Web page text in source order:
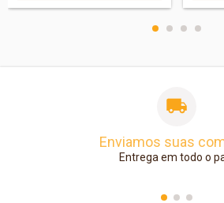
Enviamos suas
Entrega em todo o